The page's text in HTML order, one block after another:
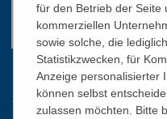
Links
für den Betrieb der Seite
kommerziellen
sowie solche, die
Statistikzwecken, für
Anzeige personalisierter
können selbst
zulassen möchten. Bitte